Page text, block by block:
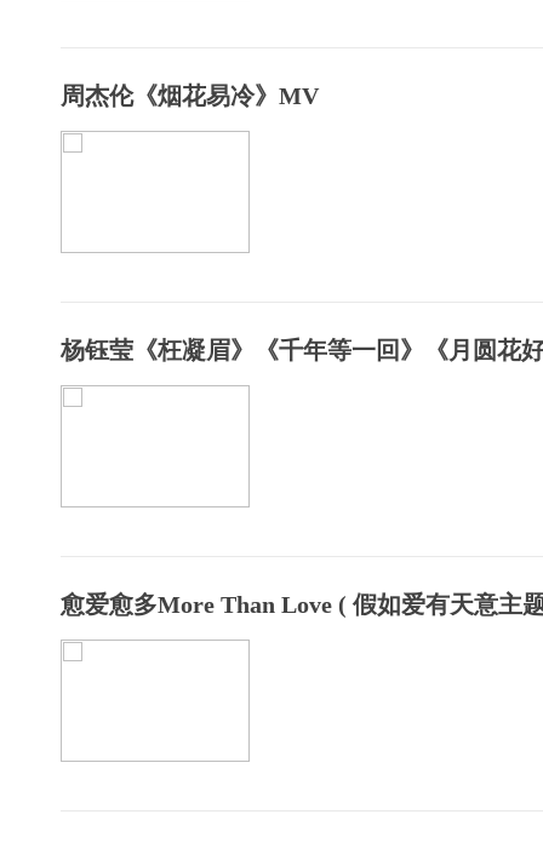
周杰伦《烟花易冷》MV
杨钰莹《枉凝眉》《千年等一回》《月圆花
愈爱愈多More Than Love ( 假如爱有天意主